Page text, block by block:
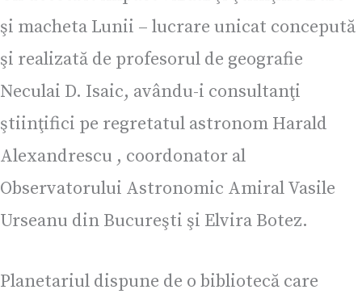
şi macheta Lunii – lucrare unicat concepută
şi realizată de profesorul de geografie
Neculai D. Isaic, avându-i consultanţi
ştiinţifici pe regretatul astronom Harald
Alexandrescu , coordonator al
Observatorului Astronomic Amiral Vasile
Urseanu din Bucureşti şi Elvira Botez.
Planetariul dispune de o bibliotecă care